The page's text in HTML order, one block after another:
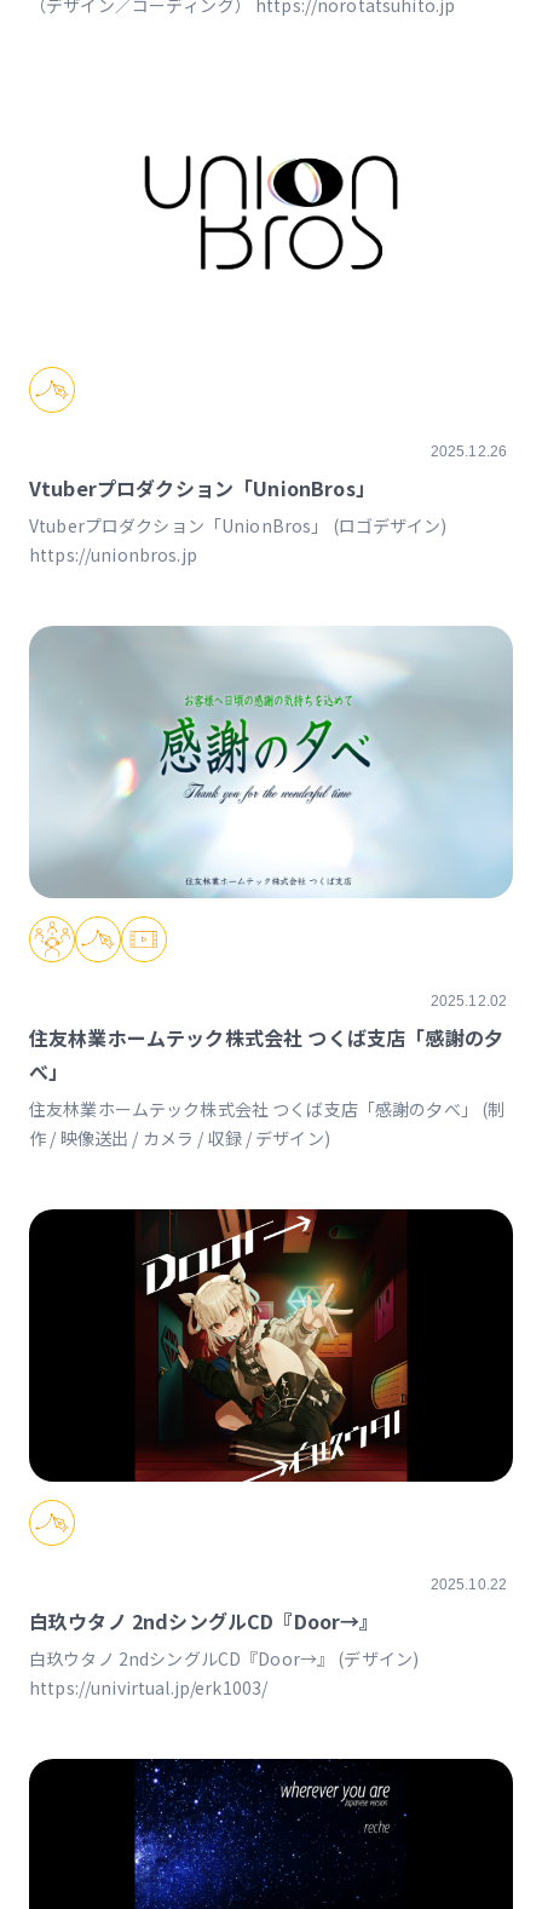
2025.12.26
Vtuberプロダクション「UnionBros」
Vtuberプロダクション「UnionBros」 (ロゴデザイン)
https://unionbros.jp
2025.12.02
住友林業ホームテック株式会社 つくば支店「感謝の夕
べ」
住友林業ホームテック株式会社 つくば支店「感謝の夕べ」 (制
作 / 映像送出 / カメラ / 収録 / デザイン)
2025.10.22
白玖ウタノ 2ndシングルCD『Door→』
白玖ウタノ 2ndシングルCD『Door→』 (デザイン)
https://univirtual.jp/erk1003/